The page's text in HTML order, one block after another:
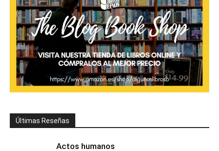
Últimas Reseñas
Actos humanos